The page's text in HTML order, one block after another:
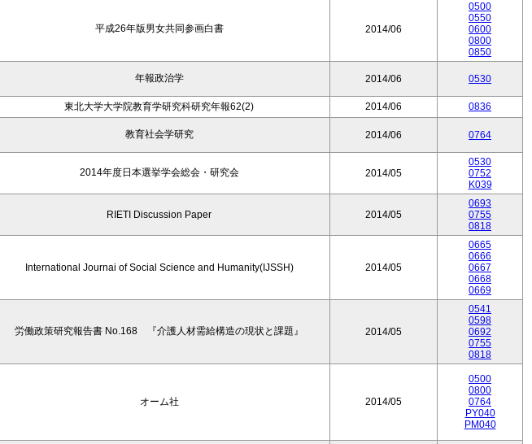
平成26年版男女共同参画白書 2014/06
0500
0550
0600
0800
0850
年報政治学 2014/06 0530
東北大学大学院教育学研究科研究年報62(2) 2014/06
0836
教育社会学研究 2014/06 0764
2014年度日本選挙学会総会・研究会 2014/05
0530
0752
K039
RIETI Discussion Paper 2014/05
0693
0755
0818
International Journai of Social Science and Humanity(IJSSH) 2014/05
0665
0666
0667
0668
0669
労働政策研究報告書 No.168 『介護人材需給構造の現状と課題』 2014/05
0541
0598
0692
0755
0818
オーム社 2014/05
0500
0800
0764
PY040
PM040